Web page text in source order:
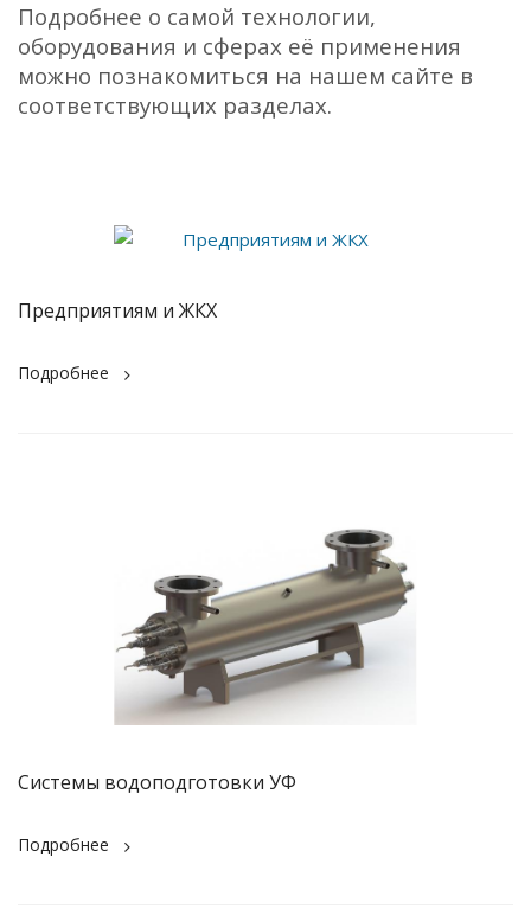
Подробнее о самой технологии,
оборудования и сферах её применения
можно познакомиться на нашем сайте в
соответствующих разделах.
Предприятиям и ЖКХ
Подробнее
Системы водоподготовки УФ
Подробнее